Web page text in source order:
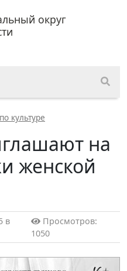
округ
культуре
на
женской
в
Просмотров:
1050